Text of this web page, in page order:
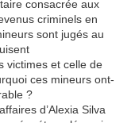
consacrée aux
criminels en
sont jugés au
victimes et celle de
ces mineurs ont-
?
d’Alexia Silva